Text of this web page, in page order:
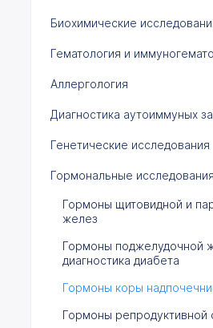
Биохимические
Гематология и
Аллергология
Диагностика аутоиммуных
Генетические исследования
Гормональные исследования
Гормоны щитовидной и
желез
Гормоны поджелудочной
диагностика диабета
Гормоны коры
Гормоны репродуктивной